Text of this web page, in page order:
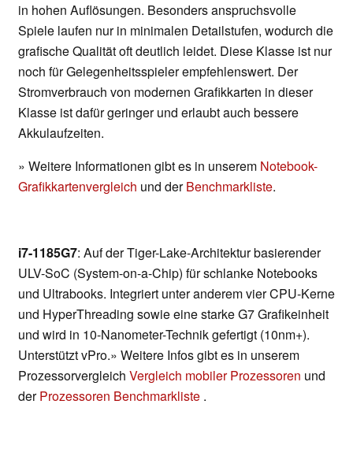
in hohen Auflösungen. Besonders anspruchsvolle
Spiele laufen nur in minimalen Detailstufen, wodurch die
grafische Qualität oft deutlich leidet. Diese Klasse ist nur
noch für Gelegenheitsspieler empfehlenswert. Der
Stromverbrauch von modernen Grafikkarten in dieser
Klasse ist dafür geringer und erlaubt auch bessere
Akkulaufzeiten.
» Weitere Informationen gibt es in unserem Notebook-
Grafikkartenvergleich und derBenchmarkliste.
i7-1185G7: Auf der Tiger-Lake-Architektur basierender
ULV-SoC (System-on-a-Chip) für schlanke Notebooks
und Ultrabooks. Integriert unter anderem vier CPU-Kerne
und HyperThreading sowie eine starke G7 Grafikeinheit
und wird in 10-Nanometer-Technik gefertigt (10nm+).
Unterstützt vPro.» Weitere Infos gibt es in unserem
Prozessorvergleich Vergleich mobiler Prozessoren und
derProzessoren Benchmarkliste .